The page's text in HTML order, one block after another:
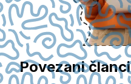
Povezani članci